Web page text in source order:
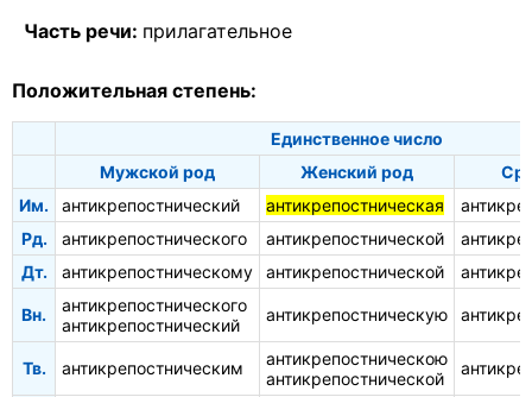
Часть речи: прилагательное
Положительная степень:
Единственное число
Мужской род
Женский род
Им.
антикрепостнический антикрепостническая
Рд.
антикрепостнического антикрепостнической
Дт.
антикрепостническому антикрепостнической
Вн.
антикрепостнического
антикрепостнический
антикрепостническую
Тв. антикрепостническим
антикрепостническою
антикрепостнической